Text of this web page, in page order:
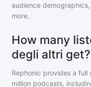
audience
more.
How many
degli altri get?
Rephonic provides a
million podcasts,